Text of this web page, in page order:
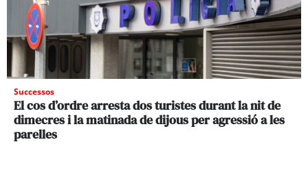
Successos
El cos d’ordre arresta dos turistes durant la nit de
dimecres i la matinada de dijous per agressió a les
parelles